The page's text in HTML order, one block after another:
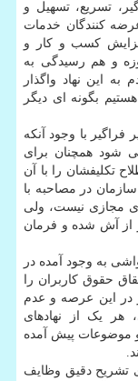
تسریع، تسهیل و
کنندگان خدمات
کسب و کار و
و هم رسیدگی به
این نهاد واگذار
بگونه ای دیگر
با وجود آنکه
شود همچنان برای
تکلیفشان را با آن
در مصاحبه با
مجازی نیست، ولی
از آش شده و فرمان
به وجود آمده در
حقوق کاربران را
در این عرصه و عدم
هر یک از نهادهای
و موضوعات پیش آمده
تشریح دقیق وظایف